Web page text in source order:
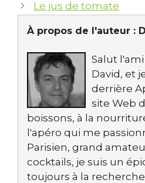
Le jus de tomate
À propos de l'auteur :
Salut
David, et
derrière
site Web
boissons, à la
l'apéro qui me
Parisien, grand
cocktails, je suis un
toujours à la